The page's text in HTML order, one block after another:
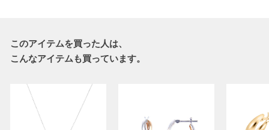
このアイテムを買った人は、
こんなアイテムも買っています。